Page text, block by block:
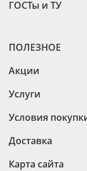
ГОСТы и ТУ
ПОЛЕЗНОЕ
Акции
Услуги
Условия
Доставка
Карта сайта